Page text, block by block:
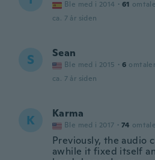
Ble med i 2014 · 61
ca. 7 år siden
S Sean
Ble med i 2015 · 6 omtaler
ca. 7 år siden
K Karma
Ble med i 2017 · 74
Previously, the audio
awhile it fixed itself